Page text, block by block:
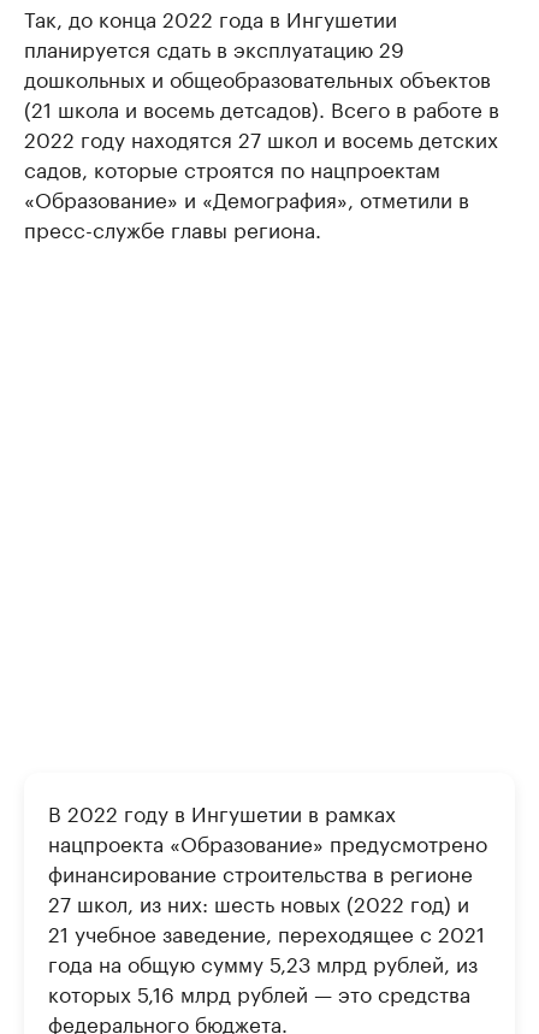
Так, до конца 2022 года в Ингушетии
планируется сдать в эксплуатацию 29
дошкольных и общеобразовательных объектов
(21 школа и восемь детсадов). Всего в работе в
2022 году находятся 27 школ и восемь детских
садов, которые строятся по нацпроектам
«Образование» и «Демография», отметили в
пресс-службе главы региона.
В 2022 году в Ингушетии в рамках
нацпроекта «Образование» предусмотрено
финансирование строительства в регионе
27 школ, из них: шесть новых (2022 год) и
21 учебное заведение, переходящее с 2021
года на общую сумму 5,23 млрд рублей, из
которых 5,16 млрд рублей — это средства
федерального бюджета.